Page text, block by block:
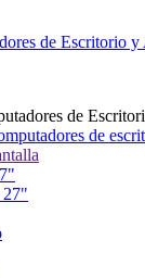
de Escritorio
de
de
27"